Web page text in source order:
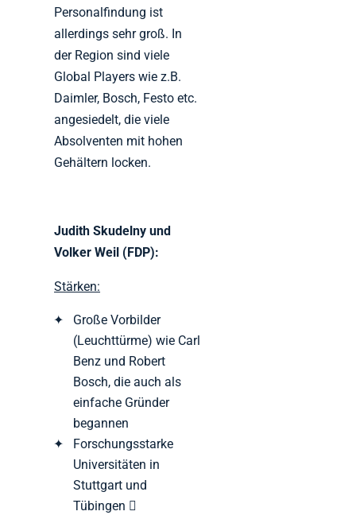
Personalfindung ist
allerdings sehr groß. In
der Region sind viele
Global Players wie z.B.
Daimler, Bosch, Festo etc.
angesiedelt, die viele
Absolventen mit hohen
Gehältern locken.
Judith Skudelny und
Volker Weil (FDP):
Stärken:
Große Vorbilder
(Leuchttürme) wie Carl
Benz und Robert
Bosch, die auch als
einfache Gründer
begannen
Forschungsstarke
Universitäten in
Stuttgart und
Tübingen 